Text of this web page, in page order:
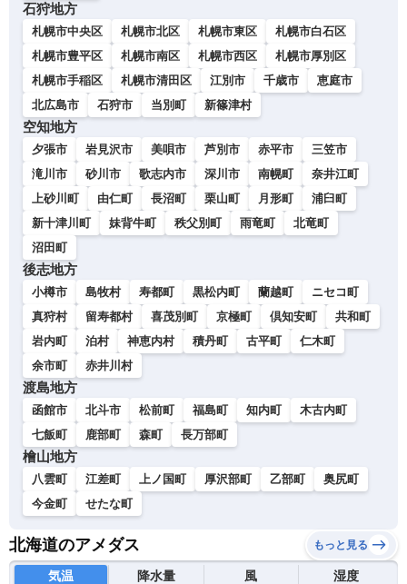
石狩地方
札幌市中央区 札幌市北区 札幌市東区
札幌市白石区
札幌市豊平区
札幌市南区 札幌市西区
札幌市厚別区
札幌市手稲区
札幌市清田区 江別市 千歳市
恵庭市
北広島市
石狩市 当別町 新篠津村
空知地方
夕張市 岩見沢市 美唄市 芦別市 赤平市
三笠市
滝川市
砂川市 歌志内市 深川市 南幌町
奈井江町
上砂川町
由仁町 長沼町 栗山町 月形町
浦臼町
新十津川町
妹背牛町 秩父別町 雨竜町
北竜町
沼田町
後志地方
小樽市 島牧村 寿都町 黒松内町 蘭越町
ニセコ町
真狩村
留寿都村 喜茂別町 京極町 倶知安町
共和町
岩内町
泊村 神恵内村 積丹町 古平町
仁木町
余市町
赤井川村
渡島地方
函館市 北斗市 松前町 福島町 知内町
木古内町
七飯町
鹿部町 森町 長万部町
檜山地方
八雲町 江差町 上ノ国町 厚沢部町 乙部町
奥尻町
今金町
せたな町
北海道のアメダス もっと見る
気温 降水量 風 湿度